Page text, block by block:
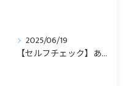
2025/06/19
【セルフチェック】あなたもスマホ依存？なりやすい人の傾向と今日からできる対策